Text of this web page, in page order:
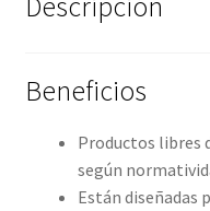
Beneficios
Productos libres
según
Están diseñadas